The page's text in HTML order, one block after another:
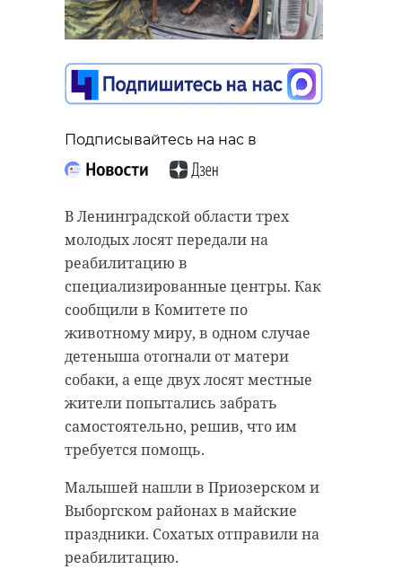
Подписывайтесь на нас в
В Ленинградской области трех
молодых лосят передали на
реабилитацию в
специализированные центры. Как
сообщили в Комитете по
животному миру, в одном случае
детеныша отогнали от матери
собаки, а еще двух лосят местные
жители попытались забрать
самостоятельно, решив, что им
требуется помощь.
Малышей нашли в Приозерском и
Выборгском районах в майские
праздники. Сохатых отправили на
реабилитацию.